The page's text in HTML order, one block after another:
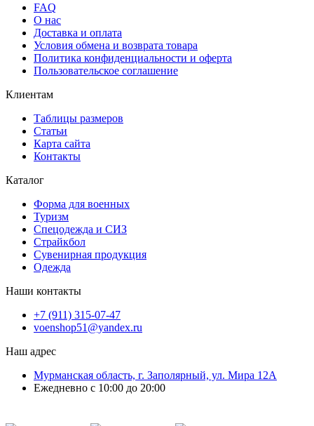
FAQ
О нас
Доставка и оплата
Условия обмена и возврата товара
Политика конфиденциальности и оферта
Пользовательское соглашение
Клиентам
Таблицы размеров
Статьи
Карта сайта
Контакты
Каталог
Форма для военных
Туризм
Спецодежда и СИЗ
Страйкбол
Сувенирная продукция
Одежда
Наши контакты
+7 (911) 315-07-47
voenshop51@yandex.ru
Наш адрес
Мурманская область, г. Заполярный, ул. Мира 12А
Ежедневно с 10:00 до 20:00